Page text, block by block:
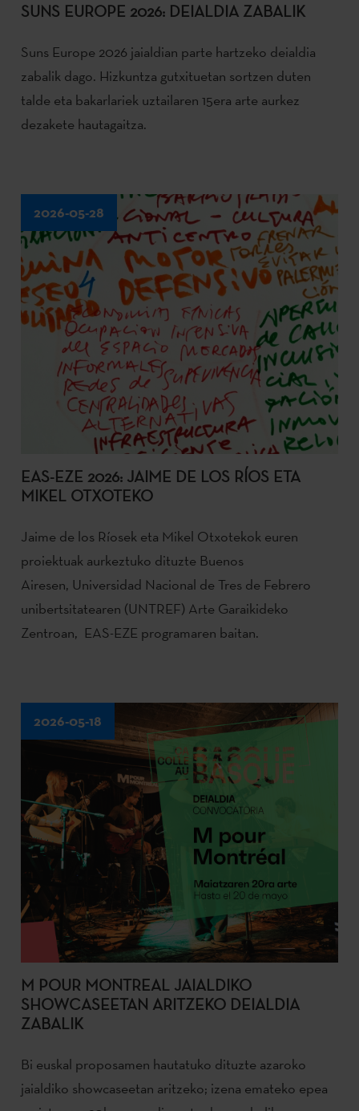
SUNS EUROPE 2026: DEIALDIA ZABALIK
Suns Europe 2026 jaialdian parte hartzeko deialdia
zabalik dago. Hizkuntza gutxituetan sortzen duten
talde eta bakarlariek uztailaren 15era arte aurkez
dezakete hautagaitza.
2026-05-28
EAS-EZE 2026: JAIME DE LOS RÍOS ETA
MIKEL OTXOTEKO
Jaime de los Ríosek eta Mikel Otxotekok euren
proiektuak aurkeztuko dituzte Buenos
Airesen, Universidad Nacional de Tres de Febrero
unibertsitatearen (UNTREF) Arte Garaikideko
Zentroan, EAS-EZE programaren baitan.
2026-05-18
M POUR MONTREAL JAIALDIKO
SHOWCASEETAN ARITZEKO DEIALDIA
ZABALIK
Bi euskal proposamen hautatuko dituzte azaroko
jaialdiko showcaseetan aritzeko; izena emateko epea